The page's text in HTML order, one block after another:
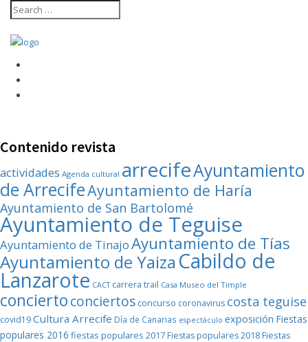
Contenido revista
actividades Agenda cultural arrecifeAyuntamiento
de ArrecifeAyuntamiento de Haría
Ayuntamiento de San Bartolomé
Ayuntamiento de Teguise
Ayuntamiento de TinajoAyuntamiento de Tías
Ayuntamiento de Yaiza Cabildo de
Lanzarote CACT carrera trail Casa Museo del Timple
conciertoconciertos concurso coronavirus costa teguise
covid19Cultura Arrecife Día de Canarias espectáculo exposición Fiestas
populares 2016 fiestas populares 2017 Fiestas populares 2018Fiestas